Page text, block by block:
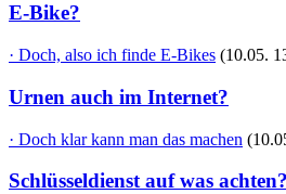
E-Bike?
· Doch, also ich finde E-Bikes (10.05.
Urnen auch im Internet?
· Doch klar kann man das machen
Schlüsseldienst auf was achten?